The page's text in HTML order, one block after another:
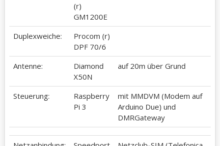
(r)
GM1200E
Duplexweiche:
Procom (r)
DPF 70/6
Antenne:
Diamond
X50N
auf 20m über Grund
Steuerung:
Raspberry
Pi 3
mit MMDVM (Modem auf
Arduino Due) und
DMRGateway